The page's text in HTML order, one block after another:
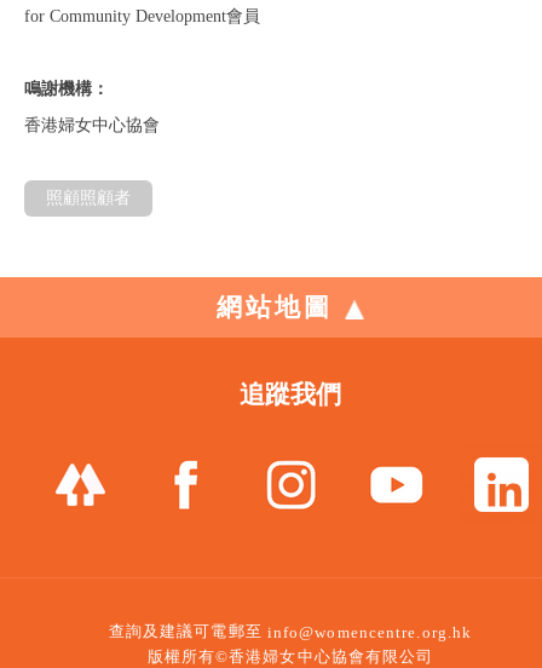
for Community Development會員
鳴謝機構：
香港婦女中心協會
照顧照顧者
網站地圖
追蹤我們
查詢及建議可電郵至 info@womencentre.org.hk
版權所有©香港婦女中心協會有限公司